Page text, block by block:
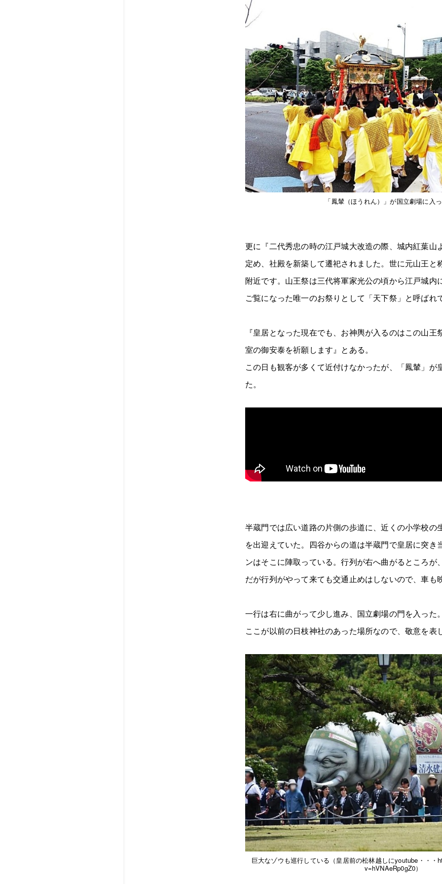
「鳳輦（ほうれん）」が国立劇場に入
更に『二代秀忠の時の江戸城大改造の際、城内紅葉山
定め、社殿を新築して遷祀されました。世に元山王と
附近です。山王祭は三代将軍家光公の頃から江戸城内
ご覧になった唯一のお祭りとして「天下祭」と呼ばれ
『皇居となった現在でも、お神輿が入るのはこの山
室の御安泰を祈願します』とある。
この日も観客が多くて近付けなかったが、「鳳輦」が
た。
半蔵門では広い道路の片側の歩道に、近くの小学校の
を出迎えていた。四谷からの道は半蔵門で皇居に突き
ンはそこに陣取っている。行列が右へ曲がるところが
だが行列がやって来ても交通止めはしないので、車も
一行は右に曲がって少し進み、国立劇場の門を入った
ここが以前の日枝神社のあった場所なので、敬意を表
巨大なゾウも巡行している（皇居前の松林越しにyoutube・・
v=hVNAeRp0gZ0）